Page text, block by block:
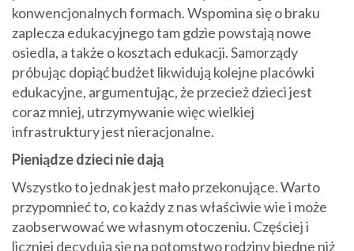
konwencjonalnych formach. Wspomina się o braku
zaplecza edukacyjnego tam gdzie powstają nowe
osiedla, a także o kosztach edukacji. Samorządy
próbując dopiąć budżet likwidują kolejne placówki
edukacyjne, argumentując, że przecież dzieci jest
coraz mniej, utrzymywanie więc wielkiej
infrastruktury jest nieracjonalne.
Pieniądze dzieci nie dają
Wszystko to jednak jest mało przekonujące. Warto
przypomnieć to, co każdy z nas właściwie wie i może
zaobserwować we własnym otoczeniu. Częściej i
liczniej decydują się na potomstwo rodziny biedne niż